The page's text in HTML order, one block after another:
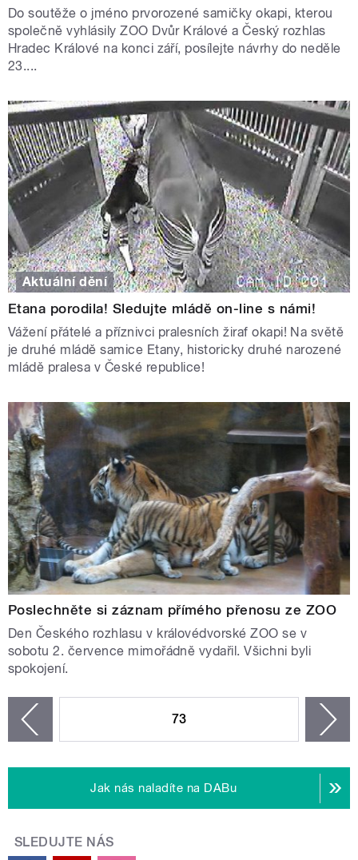
Do soutěže o jméno prvorozené samičky okapi, kterou
společně vyhlásily ZOO Dvůr Králové a Český rozhlas
Hradec Králové na konci září, posílejte návrhy do neděle
23....
Aktuální dění
Etana porodila! Sledujte mládě on-line s námi!
Vážení přátelé a příznivci pralesních žiraf okapi! Na světě
je druhé mládě samice Etany, historicky druhé narozené
mládě pralesa v České republice!
Poslechněte si záznam přímého přenosu ze ZOO
Den Českého rozhlasu v královédvorské ZOO se v
sobotu 2. července mimořádně vydařil. Všichni byli
spokojení.
73
Jak nás naladíte na DABu
SLEDUJTE NÁS